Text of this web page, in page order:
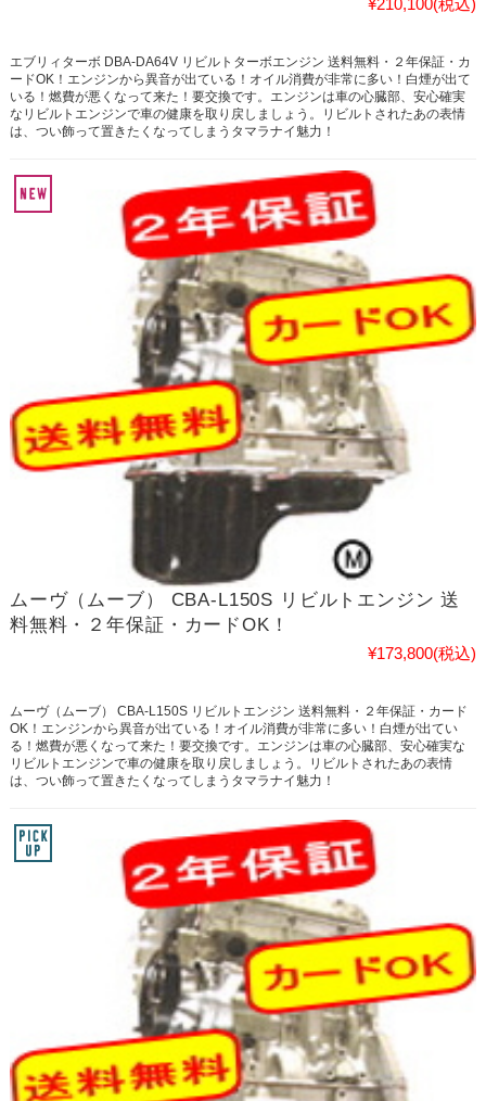
¥210,100(税込)
エブリィターボ DBA-DA64V リビルトターボエンジン 送料無料・２年保証・カ
ードOK！エンジンから異音が出ている！オイル消費が非常に多い！白煙が出て
いる！燃費が悪くなって来た！要交換です。エンジンは車の心臓部、安心確実
なリビルトエンジンで車の健康を取り戻しましょう。リビルトされたあの表情
は、つい飾って置きたくなってしまうタマラナイ魅力！
ムーヴ（ムーブ） CBA-L150S リビルトエンジン 送
料無料・２年保証・カードOK！
¥173,800(税込)
ムーヴ（ムーブ） CBA-L150S リビルトエンジン 送料無料・２年保証・カード
OK！エンジンから異音が出ている！オイル消費が非常に多い！白煙が出てい
る！燃費が悪くなって来た！要交換です。エンジンは車の心臓部、安心確実な
リビルトエンジンで車の健康を取り戻しましょう。リビルトされたあの表情
は、つい飾って置きたくなってしまうタマラナイ魅力！